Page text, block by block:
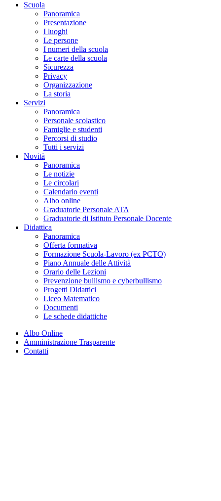
Scuola
Panoramica
Presentazione
I luoghi
Le persone
I numeri della scuola
Le carte della scuola
Sicurezza
Privacy
Organizzazione
La storia
Servizi
Panoramica
Personale scolastico
Famiglie e studenti
Percorsi di studio
Tutti i servizi
Novità
Panoramica
Le notizie
Le circolari
Calendario eventi
Albo online
Graduatorie Personale ATA
Graduatorie di Istituto Personale Docente
Didattica
Panoramica
Offerta formativa
Formazione Scuola-Lavoro (ex PCTO)
Piano Annuale delle Attività
Orario delle Lezioni
Prevenzione bullismo e cyberbullismo
Progetti Didattici
Liceo Matematico
Documenti
Le schede didattiche
Albo Online
Amministrazione Trasparente
Contatti